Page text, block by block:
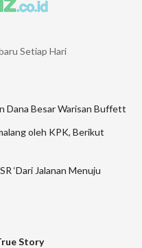
Setiap Hari
Dana Besar Warisan Buffett
oleh KPK, Berikut
‘Dari Jalanan Menuju
Story